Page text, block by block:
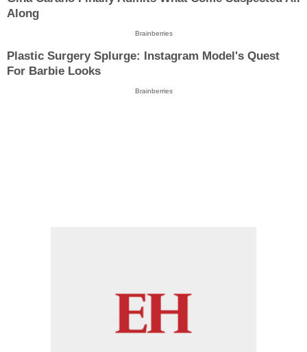
Along
Brainberries
Plastic Surgery Splurge: Instagram Model's Quest
For Barbie Looks
Brainberries